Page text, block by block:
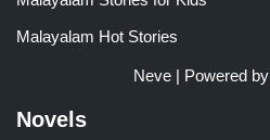
Malayalam Hot Stories
Neve| Powered by
Novels